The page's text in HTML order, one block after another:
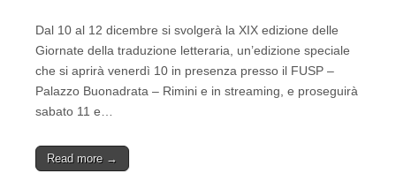
Dal 10 al 12 dicembre si svolgerà la XIX edizione delle
Giornate della traduzione letteraria, un’edizione speciale
che si aprirà venerdì 10 in presenza presso il FUSP –
Palazzo Buonadrata – Rimini e in streaming, e proseguirà
sabato 11 e…
Read more →